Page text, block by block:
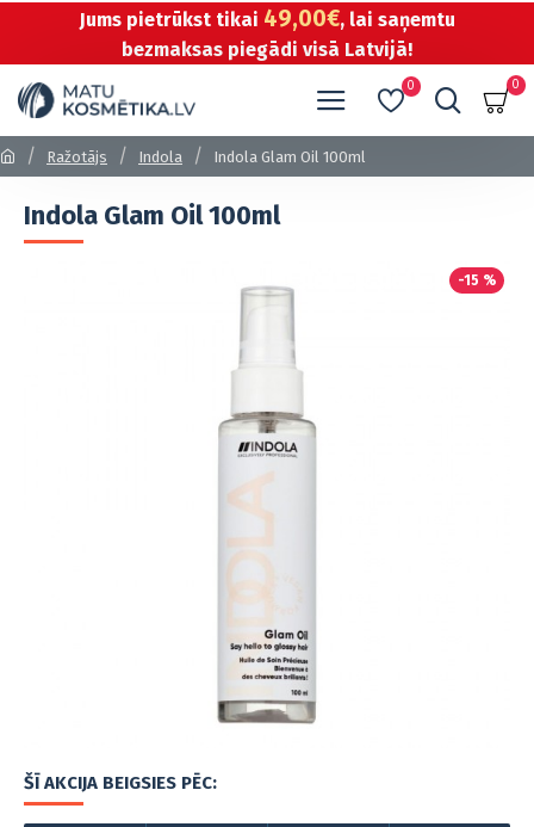
Jums pietrūkst tikai 49,00€, lai saņemtu
bezmaksas piegādi visā Latvijā!
0 0
Ražotājs Indola Indola Glam Oil 100ml
Indola Glam Oil 100ml
-15 %
ŠĪ AKCIJA BEIGSIES PĒC: